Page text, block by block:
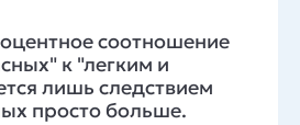
соотношение
к "легким и
лишь следствием
просто больше.